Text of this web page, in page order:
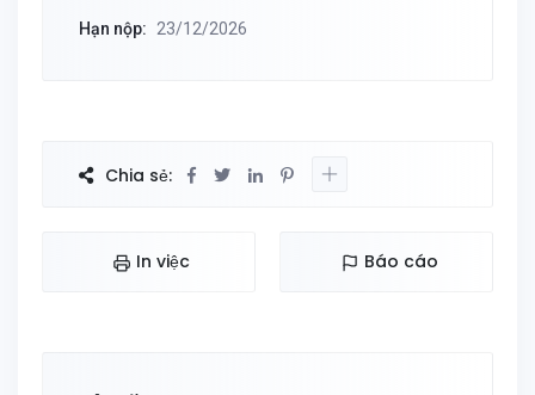
Hạn nộp: 23/12/2026
Chia sẻ:
In việc Báo cáo